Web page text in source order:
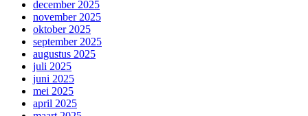
december 2025
november 2025
oktober 2025
september 2025
augustus 2025
juli 2025
juni 2025
mei 2025
april 2025